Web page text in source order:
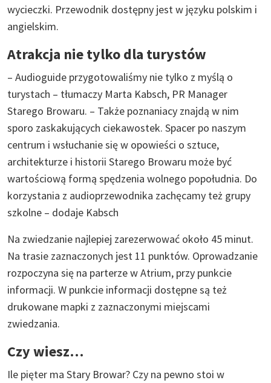
wycieczki. Przewodnik dostępny jest w języku polskim i
angielskim.
Atrakcja nie tylko dla turystów
– Audioguide przygotowaliśmy nie tylko z myślą o
turystach – tłumaczy Marta Kabsch, PR Manager
Starego Browaru. – Także poznaniacy znajdą w nim
sporo zaskakujących ciekawostek. Spacer po naszym
centrum i wsłuchanie się w opowieści o sztuce,
architekturze i historii Starego Browaru może być
wartościową formą spędzenia wolnego popołudnia. Do
korzystania z audioprzewodnika zachęcamy też grupy
szkolne – dodaje Kabsch
Na zwiedzanie najlepiej zarezerwować około 45 minut.
Na trasie zaznaczonych jest 11 punktów. Oprowadzanie
rozpoczyna się na parterze w Atrium, przy punkcie
informacji. W punkcie informacji dostępne są też
drukowane mapki z zaznaczonymi miejscami
zwiedzania.
Czy wiesz…
Ile pięter ma Stary Browar? Czy na pewno stoi w